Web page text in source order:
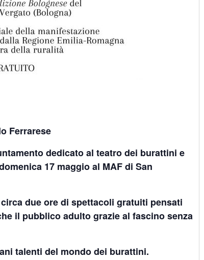
Ferrarese
dedicato al teatro dei burattini e
17 maggio al MAF di San
due ore di spettacoli gratuiti pensati
il pubblico adulto grazie al fascino senza
talenti del mondo dei burattini.